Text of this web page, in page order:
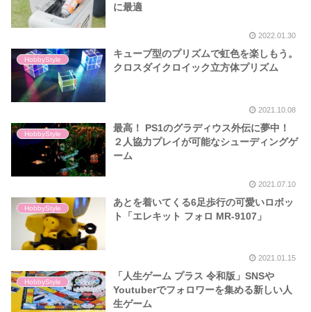
に最適
2022.01.30
HobbyStyle
キューブ型のプリズムで虹色を楽しもう。
クロスダイクロイック立方体プリズム
2021.10.08
HobbyStyle
最高！ PS1のグラディウス外伝に夢中！
２人協力プレイが可能なシューディングゲ
ーム
2021.07.10
HobbyStyle
あとを着いてくる6足歩行の可愛いロボッ
ト「エレキット フォロ MR-9107」
2021.01.15
HobbyStyle
「人生ゲーム プラス 令和版」SNSや
Youtuberでフォロワーを集める新しい人
生ゲーム